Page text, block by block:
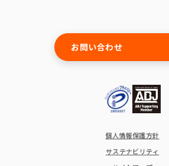
お問い合わせ
個人情報保護方針
サステナビリティ